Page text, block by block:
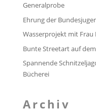
Generalprobe
Ehrung der
Wasserprojekt mit Frau
Bunte Streetart auf
Spannende
Bücherei
Archiv